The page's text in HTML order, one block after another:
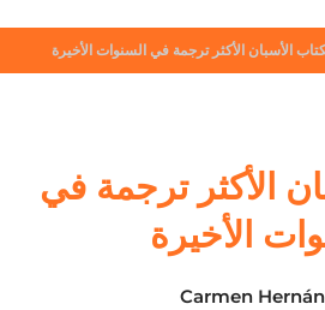
الأسبان الأكثر ترجمة في السنوات الأخيرة
الأكثر ترجمة في
الأخيرة